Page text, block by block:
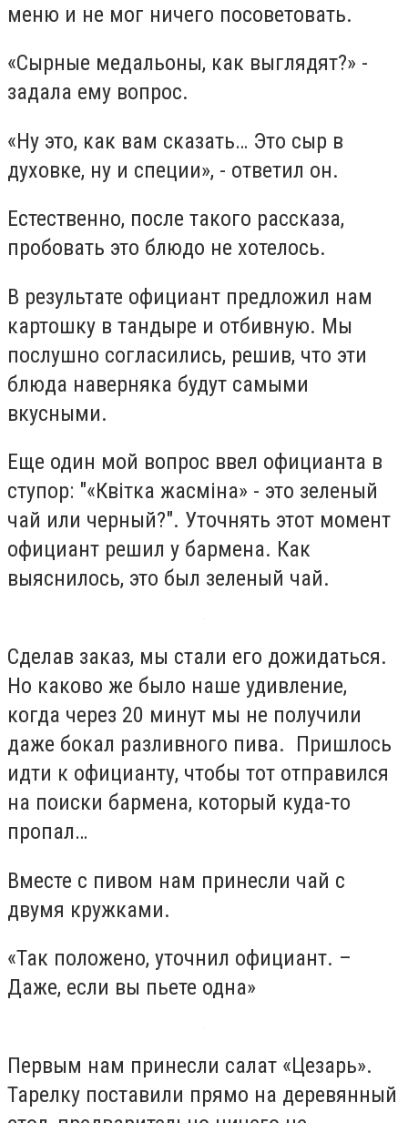
меню и не мог ничего посоветовать.
«Сырные медальоны, как выглядят?» -
задала ему вопрос.
«Ну это, как вам сказать… Это сыр в
духовке, ну и специи», - ответил он.
Естественно, после такого рассказа,
пробовать это блюдо не хотелось.
В результате официант предложил нам
картошку в тандыре и отбивную. Мы
послушно согласились, решив, что эти
блюда наверняка будут самыми
вкусными.
Еще один мой вопрос ввел официанта в
ступор: "«Квітка жасміна» - это зеленый
чай или черный?". Уточнять этот момент
официант решил у бармена. Как
выяснилось, это был зеленый чай.
Сделав заказ, мы стали его дожидаться.
Но каково же было наше удивление,
когда через 20 минут мы не получили
даже бокал разливного пива. Пришлось
идти к официанту, чтобы тот отправился
на поиски бармена, который куда-то
пропал…
Вместе с пивом нам принесли чай с
двумя кружками.
«Так положено, уточнил официант. –
Даже, если вы пьете одна»
Первым нам принесли салат «Цезарь».
Тарелку поставили прямо на деревянный